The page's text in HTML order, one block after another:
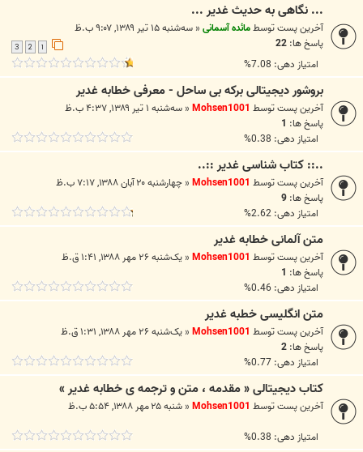
... نگاهى به حديث غدير ...
آخرین پست توسطمائده آسمانی« سه‌شنبه ۱۵ تیر ۱۳۸۹, ۹:۰۷ ب.ظ
پاسخ ها: 22
3
امتیاز دهی: 7.08%
بروشور دیجیتالی برکه بی ساحل - معرفی خطابه غدیر
آخرین پست توسطMohsen1001
« سه‌شنبه ۱ تیر ۱۳۸۹, ۴:۳۷ ب.ظ
پاسخ ها: 1
امتیاز دهی: 0.38%
..:: کتاب شناسی غدیر ::..
آخرین پست توسطMohsen1001
« چهارشنبه ۲۰ آبان ۱۳۸۸, ۷:۱۷ ب.ظ
پاسخ ها: 9
امتیاز دهی: 2.62%
متن آلمانی خطابه غدیر
آخرین پست توسطMohsen1001
« یک‌شنبه ۲۶ مهر ۱۳۸۸, ۱:۴۱ ق.ظ
پاسخ ها: 1
امتیاز دهی: 0.46%
متن انگلیسی خطبه غدیر
آخرین پست توسطMohsen1001
« یک‌شنبه ۲۶ مهر ۱۳۸۸, ۱:۳۱ ق.ظ
پاسخ ها: 2
امتیاز دهی: 0.77%
کتاب دیجیتالی « مقدمه ، متن و ترجمه ی خطابه غدیر »
آخرین پست توسطMohsen1001
« شنبه ۲۵ مهر ۱۳۸۸, ۵:۵۴ ب.ظ
امتیاز دهی: 0.38%